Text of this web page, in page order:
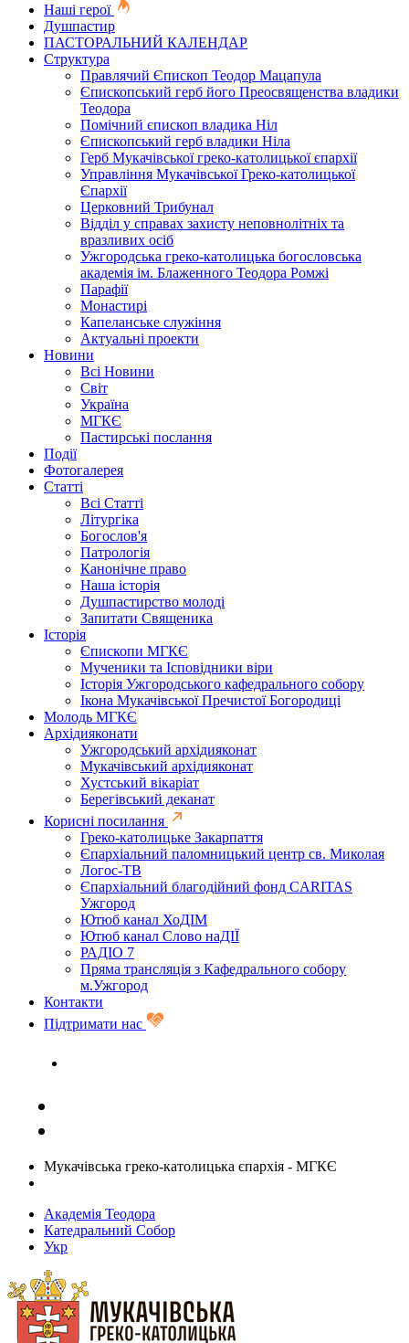
Наші герої
Душпастир
ПАСТОРАЛЬНИЙ КАЛЕНДАР
Структура
Правлячий Єпископ Теодор Мацапула
Єпископський герб його Преосвященства владики
Теодора
Помічний єпископ владика Ніл
Єпископський герб владики Ніла
Герб Мукачівської греко-католицької єпархії
Управління Мукачівської Греко-католицької
Єпархії
Церковний Трибунал
Відділ у справах захисту неповнолітніх та
вразливих осіб
Ужгородська греко-католицька богословська
академія ім. Блаженного Теодора Ромжі
Парафії
Монастирі
Капеланське служіння
Актуальні проекти
Новини
Всі Новини
Світ
Україна
МГКЄ
Пастирські послання
Події
Фотогалерея
Статті
Всі Статті
Літургіка
Богослов'я
Патрологія
Канонічне право
Наша історія
Душпастирство молоді
Запитати Священика
Історія
Єпископи МГКЄ
Мученики та Ісповідники віри
Історія Ужгородського кафедрального собору
Ікона Мукачівської Пречистої Богородиці
Молодь МГКЄ
Архідияконати
Ужгородський архідияконат
Мукачівський архідияконат
Хустський вікаріат
Берегівський деканат
Корисні посилання
Греко-католицьке Закарпаття
Єпархіальний паломницький центр св. Миколая
Логос-ТВ
Єпархіальний благодійний фонд CARITAS
Ужгород
Ютюб канал ХоДІМ
Ютюб канал Слово наДІЇ
РАДІО 7
Пряма трансляція з Кафедрального собору
м.Ужгород
Контакти
Підтримати нас
Мукачівська греко-католицька єпархія - МГКЄ
Академія Теодора
Катедральний Собор
Укр